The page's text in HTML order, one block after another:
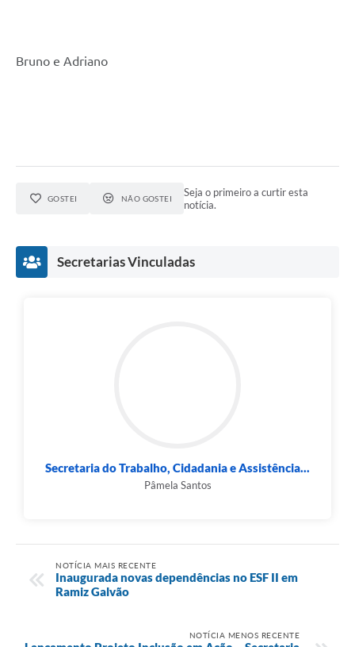
Bruno e Adriano
GOSTEI NÃO GOSTEI
Seja o primeiro a curtir esta
notícia.
Secretarias Vinculadas
Secretaria do Trabalho, Cidadania e Assistência...
Pâmela Santos
NOTÍCIA MAIS RECENTE
Inaugurada novas dependências no ESF II em
Ramiz Galvão
NOTÍCIA MENOS RECENTE